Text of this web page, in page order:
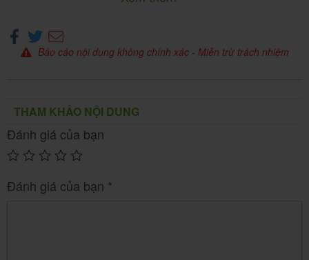
hoàn máu não gây ra.
-Hỗ trợ ngăn ngừa tai biến, đột quỵ.
-Máu ứ trệ, lưu thông kém, chóng mặt, cung cấp
Đối tượng đặc biệt
Báo cáo nội dung không chính xác- Miễn trừ trách nhiệm
THAM KHẢO NỘI DUNG
Đánh giá của bạn
Đánh giá của bạn *